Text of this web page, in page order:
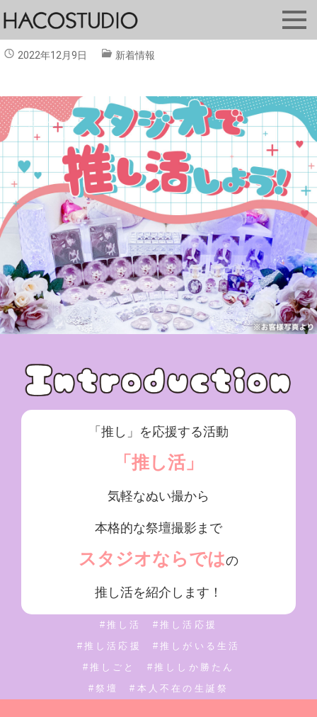
2022年12月9日 新着情報
「推し」を応援する活動
「推し活」
気軽なぬい撮から
本格的な祭壇撮影まで
スタジオならではの
推し活を紹介します！
#推し活 #推し活応援
#推し活応援 #推しがいる生活
#推しごと #推ししか勝たん
#祭壇 #本人不在の生誕祭